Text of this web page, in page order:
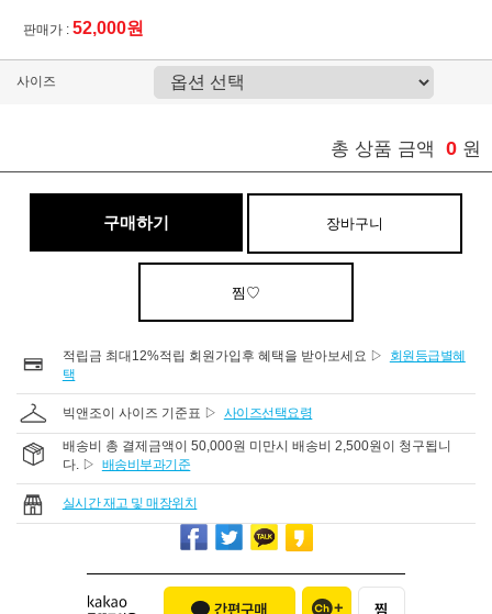
판매가 : 52,000원
사이즈
총 상품 금액 0 원
구매하기 장바구니
찜♡
적립금 최대12%적립 회원가입후 혜택을 받아보세요 ▷
회원등급별혜
택
빅앤조이 사이즈 기준표 ▷ 사이즈선택요령
배송비 총 결제금액이 50,000원 미만시 배송비 2,500원이 청구됩니
다. ▷ 배송비부과기준
실시간 재고 및 매장위치